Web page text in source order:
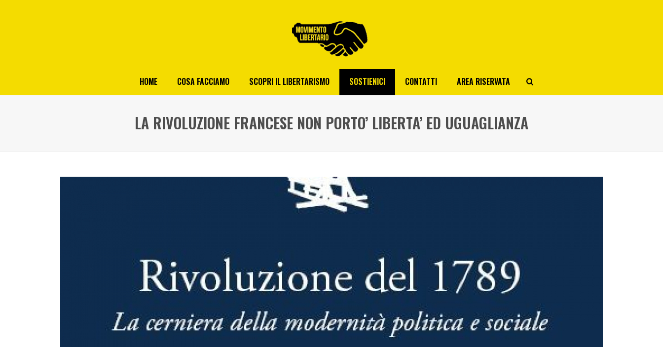
HOME COSA FACCIAMO SCOPRI IL LIBERTARISMO SOSTIENICI CONTATTI AREA RISERVATA
LA RIVOLUZIONE FRANCESE NON PORTO’ LIBERTA’ ED UGUAGLIANZA